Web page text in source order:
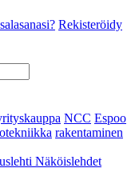
Rekisteröidy
NCC Espoo
rakentaminen
Näköislehdet